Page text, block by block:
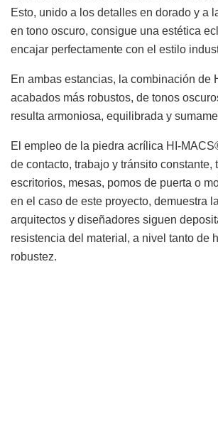
Esto, unido a los detalles en dorado y a
en tono oscuro, consigue una estética
encajar perfectamente con el estilo
En ambas estancias, la combinación de
acabados más robustos, de tonos
resulta armoniosa, equilibrada y
El empleo de la piedra acrílica HI-
de contacto, trabajo y tránsito constante,
escritorios, mesas, pomos de puerta o
en el caso de este proyecto, demuestra
arquitectos y diseñadores siguen
resistencia del material, a nivel tanto de
robustez.